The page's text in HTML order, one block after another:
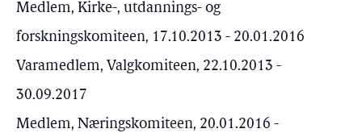
Medlem, Kirke-, utdannings- og
forskningskomiteen, 17.10.2013 - 20.01.2016
Varamedlem, Valgkomiteen, 22.10.2013 -
30.09.2017
Medlem, Næringskomiteen, 20.01.2016 -